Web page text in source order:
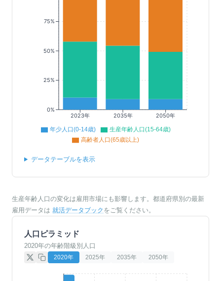
2023年 2035年 2050年
0%
25%
50%
75%
年少人口(0-14歳)
生産年齢人口(15-64歳)
高齢者人口(65歳以上)
データテーブルを表示
生産年齢人口の変化は雇用市場にも影響します。都道府県別の最新
雇用データは 就活データブック をご覧ください。
人口ピラミッド
2020年の年齢階級別人口
2020年 2025年 2035年 2050年